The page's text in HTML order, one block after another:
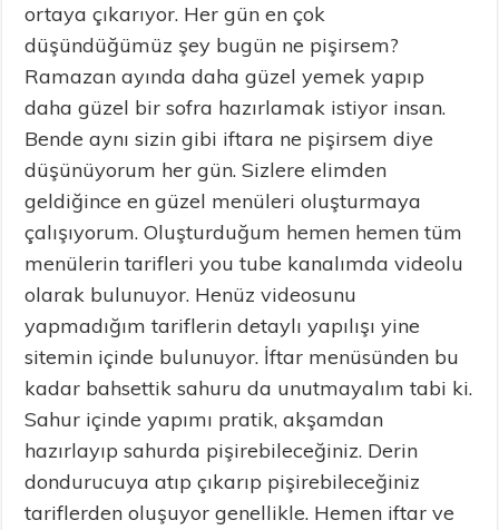
ortaya çıkarıyor. Her gün en çok
düşündüğümüz şey bugün ne pişirsem?
Ramazan ayında daha güzel yemek yapıp
daha güzel bir sofra hazırlamak istiyor insan.
Bende aynı sizin gibi iftara ne pişirsem diye
düşünüyorum her gün. Sizlere elimden
geldiğince en güzel menüleri oluşturmaya
çalışıyorum. Oluşturduğum hemen hemen tüm
menülerin tarifleri you tube kanalımda videolu
olarak bulunuyor. Henüz videosunu
yapmadığım tariflerin detaylı yapılışı yine
sitemin içinde bulunuyor. İftar menüsünden bu
kadar bahsettik sahuru da unutmayalım tabi ki.
Sahur içinde yapımı pratik, akşamdan
hazırlayıp sahurda pişirebileceğiniz. Derin
dondurucuya atıp çıkarıp pişirebileceğiniz
tariflerden oluşuyor genellikle. Hemen iftar ve